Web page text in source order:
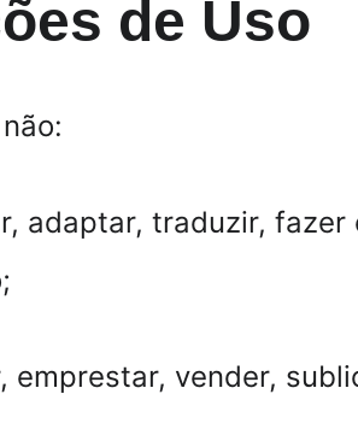
de Uso
adaptar, traduzir,
emprestar, vender,